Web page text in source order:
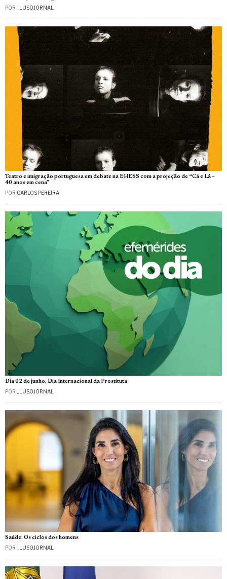
POR _LUSOJORNAL
Teatro e imigração portuguesa em debate na EHESS com a projeção de “Cá e Lá –
40 anos em cena”
POR CARLOS PEREIRA
Dia 02 de junho, Dia Internacional da Prostituta
POR _LUSOJORNAL
Saúde: Os ciclos dos homens
POR _LUSOJORNAL